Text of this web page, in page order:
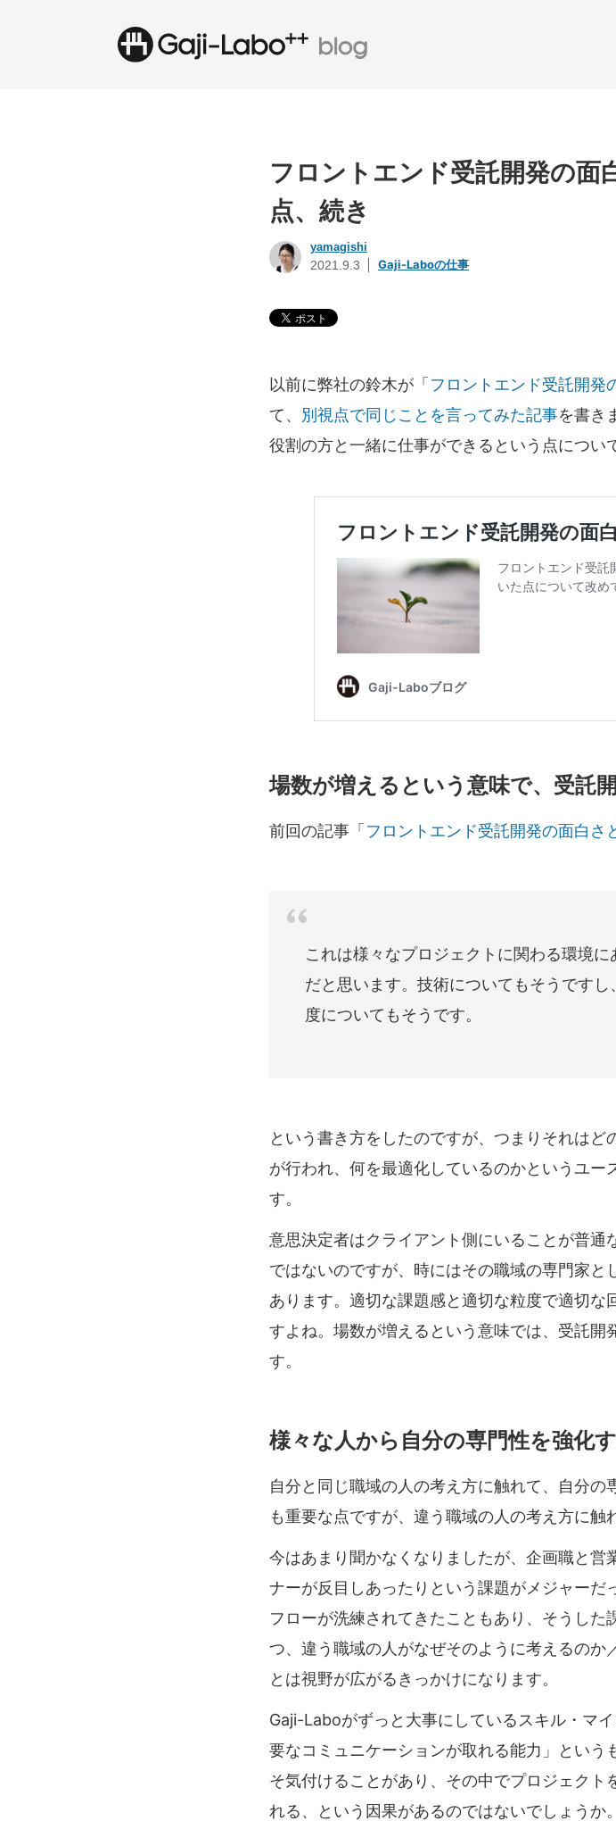
フロントエンド受託開発の面
点、続き
yamagishi
2021.9.3 Gaji-Laboの仕事
以前に弊社の鈴木が「 フロントエンド受託開発
て、 別視点で同じことを言ってみた記事を書き
役割の方と一緒に仕事ができるという点につい
場数が増えるという意味で、受託
前回の記事「 フロントエンド受託開発の面白さ
これは様々なプロジェクトに関わる環境
だと思います。技術についてもそうです
度についてもそうです。
という書き方をしたのですが、つまりそれは
が行われ、何を最適化しているのかというユ
す。
意思決定者はクライアント側にいることが普
ではないのですが、時にはその職域の専門家
あります。適切な課題感と適切な粒度で適切
すよね。場数が増えるという意味では、受託開
す。
様々な人から自分の専門性を強化
自分と同じ職域の人の考え方に触れて、自分
も重要な点ですが、違う職域の人の考え方に触
今はあまり聞かなくなりましたが、企画職と営
ナーが反目しあったりという課題がメジャー
フローが洗練されてきたこともあり、そうし
つ、違う職域の人がなぜそのように考えるのか
とは視野が広がるきっかけになります。
Gaji-Laboがずっと大事にしているスキル・マ
要なコミュニケーションが取れる能力」という
そ気付けることがあり、その中でプロジェク
れる、という因果があるのではないでしょうか。